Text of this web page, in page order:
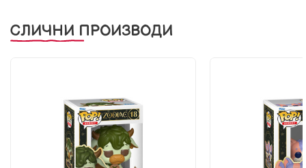
СЛИЧНИ ПРОИЗВОДИ